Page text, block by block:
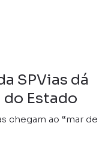
SPVias dá
do Estado
chegam ao “mar de